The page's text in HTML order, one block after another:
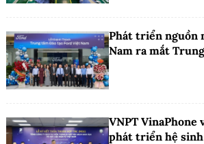
Phát triển nguồn
Nam ra mắt
VNPT VinaPhone
phát triển hệ